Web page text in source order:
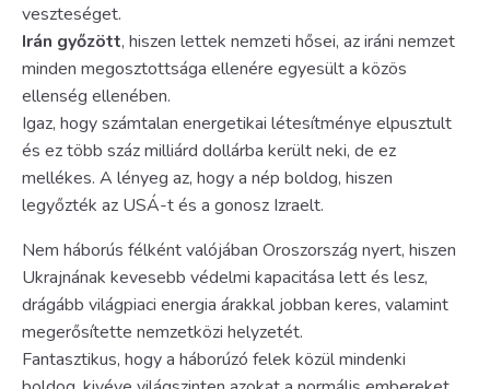
veszteséget.
Irán győzött, hiszen lettek nemzeti hősei, az iráni nemzet
minden megosztottsága ellenére egyesült a közös
ellenség ellenében.
Igaz, hogy számtalan energetikai létesítménye elpusztult
és ez több száz milliárd dollárba került neki, de ez
mellékes. A lényeg az, hogy a nép boldog, hiszen
legyőzték az USÁ-t és a gonosz Izraelt.
Nem háborús félként valójában Oroszország nyert, hiszen
Ukrajnának kevesebb védelmi kapacitása lett és lesz,
drágább világpiaci energia árakkal jobban keres, valamint
megerősítette nemzetközi helyzetét.
Fantasztikus, hogy a háborúzó felek közül mindenki